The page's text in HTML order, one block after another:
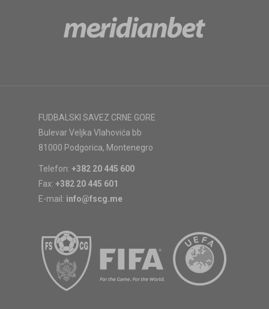
FUDBALSKI SAVEZ CRNE GORE
Bulevar Veljka Vlahovića bb
81000 Podgorica, Montenegro
Telefon: +382 20 445 600
Fax: +382 20 445 601
E-mail: info@fscg.me